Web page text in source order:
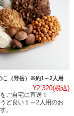
こ（野岳）※約1～2人用
¥2,320(税込)
ご自宅に直送！
ど良い１～2人用のお
。